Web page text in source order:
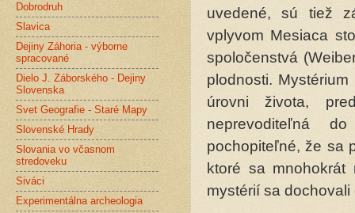
uvedené, sú tiež
vplyvom Mesiaca
spoločenstvá
plodnosti.
úrovni života,
neprevoditeľná
pochopiteľné, že sa
ktoré sa mnohokrát
mystérií sa
Dobrodruh
Slavica
Dejiny Záhoria - výborne
spracované
Dielo J. Záborského - Dejiny
Slovenska
Svet Geografie - Staré Mapy
Slovenské Hrady
Slovania vo včasnom
stredoveku
Siváci
Experimentálna archeologia